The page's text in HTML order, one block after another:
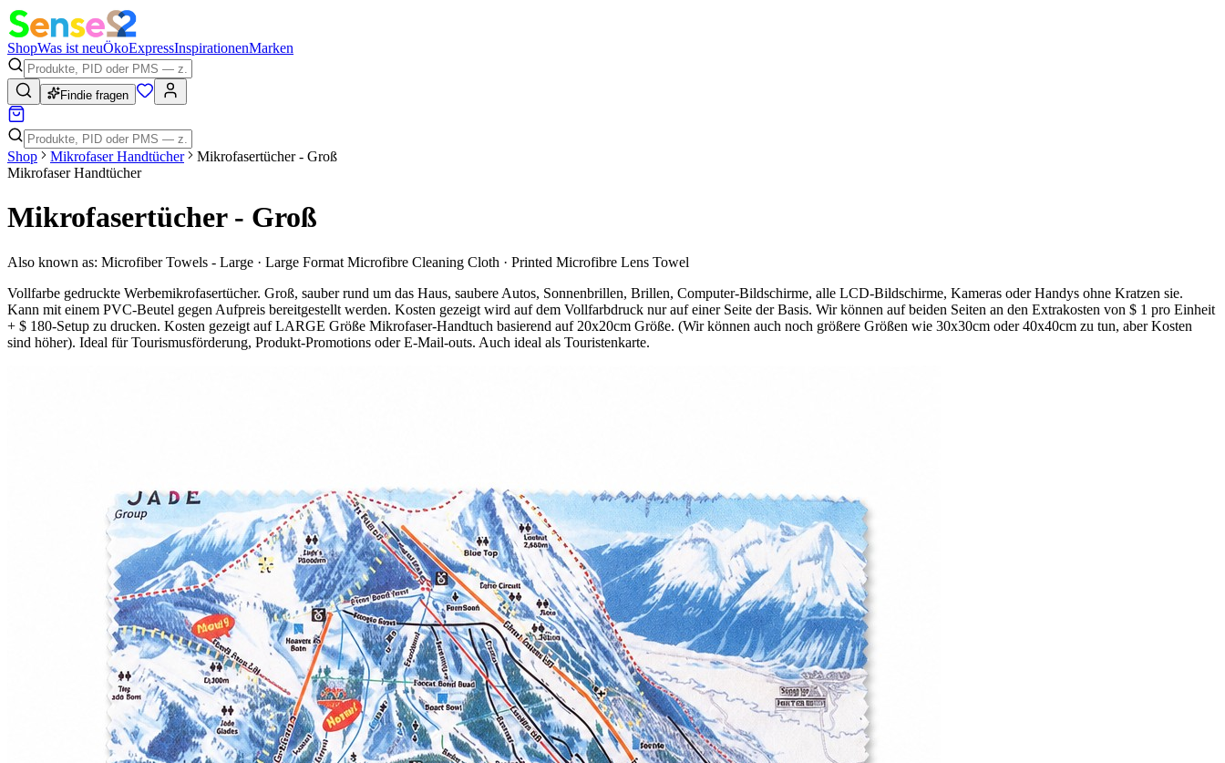
ShopWas ist neuÖkoExpressInspirationenMarken
Findie fragen
Shop Mikrofaser Handtücher
Mikrofasertücher - Groß
Mikrofaser Handtücher
Mikrofasertücher - Groß
Also known as: Microfiber Towels - Large · Large Format Microfibre Cleaning Cloth · Printed Microfibre Lens Towel
Vollfarbe gedruckte Werbemikrofasertücher. Groß, sauber rund um das Haus, saubere Autos, Sonnenbrillen, Brillen, Computer-Bildschirme, alle LCD-Bildschirme, Kameras oder Handys ohne Kratzen sie.
Kann mit einem PVC-Beutel gegen Aufpreis bereitgestellt werden. Kosten gezeigt wird auf dem Vollfarbdruck nur auf einer Seite der Basis. Wir können auf beiden Seiten an den Extrakosten von $ 1 pro Einheit
+ $ 180-Setup zu drucken. Kosten gezeigt auf LARGE Größe Mikrofaser-Handtuch basierend auf 20x20cm Größe. (Wir können auch noch größere Größen wie 30x30cm oder 40x40cm zu tun, aber Kosten
sind höher). Ideal für Tourismusförderung, Produkt-Promotions oder E-Mail-outs. Auch ideal als Touristenkarte.